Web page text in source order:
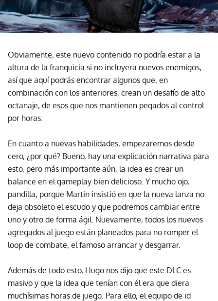
Obviamente, este nuevo contenido no podría estar a la
altura de la franquicia si no incluyera nuevos enemigos,
así que aquí podrás encontrar algunos que, en
combinación con los anteriores, crean un desafío de alto
octanaje, de esos que nos mantienen pegados al control
por horas.
En cuanto a nuevas habilidades, empezaremos desde
cero, ¿por qué? Bueno, hay una explicación narrativa para
esto, pero más importante aún, la idea es crear un
balance en el gameplay bien delicioso. Y mucho ojo,
pandilla, porque Martin insistió en que la nueva lanza no
deja obsoleto el escudo y que podremos cambiar entre
uno y otro de forma ágil. Nuevamente, todos los nuevos
agregados al juego están planeados para no romper el
loop de combate, el famoso arrancar y desgarrar.
Además de todo esto, Hugo nos dijo que este DLC es
masivo y que la idea que tenían con él era que diera
muchísimas horas de juego. Para ello, el equipo de id